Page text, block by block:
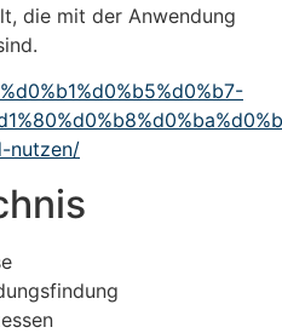
die mit der Anwendung
nutzen/